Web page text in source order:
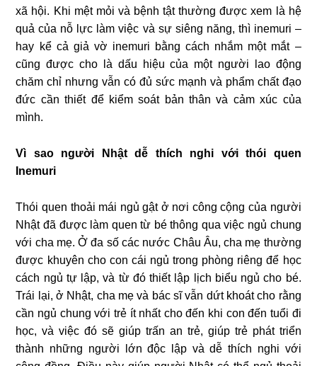
xã hội. Khi mệt mỏi và bệnh tật thường được xem là hệ
quả của nỗ lực làm việc và sự siêng năng, thì inemuri –
hay kể cả giả vờ inemuri bằng cách nhắm một mắt –
cũng được cho là dấu hiệu của một người lao động
chăm chỉ nhưng vẫn có đủ sức mạnh và phẩm chất đạo
đức cần thiết để kiểm soát bản thân và cảm xúc của
mình.
Vì sao người Nhật dễ thích nghi với thói quen
Inemuri
Thói quen thoải mái ngủ gật ở nơi công cộng của người
Nhật đã được làm quen từ bé thông qua việc ngủ chung
với cha mẹ. Ở đa số các nước Châu Âu, cha mẹ thường
được khuyên cho con cái ngủ trong phòng riêng để học
cách ngủ tự lập, và từ đó thiết lập lịch biểu ngủ cho bé.
Trái lại, ở Nhật, cha mẹ và bác sĩ vẫn dứt khoát cho rằng
cần ngủ chung với trẻ ít nhất cho đến khi con đến tuổi đi
học, và việc đó sẽ giúp trấn an trẻ, giúp trẻ phát triển
thành những người lớn độc lập và dễ thích nghi với